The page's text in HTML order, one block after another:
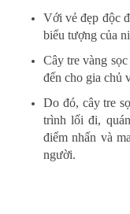
Với vẻ đẹp độc
biểu tượng của
Cây tre vàng
đến cho gia chủ
Do đó, cây tre
trình lối đi,
điểm nhấn và
người.